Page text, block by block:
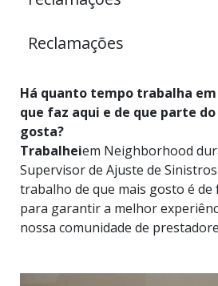
Reclamações
Há quanto tempo trabalha
que faz aqui e de que parte
gosta?
Trabalheiem Neighborhood
Supervisor de Ajuste de
trabalho de que mais gosto é
para garantir a melhor
nossa comunidade de